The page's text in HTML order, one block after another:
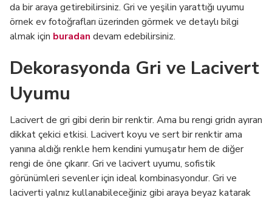
da bir araya getirebilirsiniz. Gri ve yeşilin yarattığı uyumu
örnek ev fotoğrafları üzerinden görmek ve detaylı bilgi
almak için buradan devam edebilirsiniz.
Dekorasyonda Gri ve Lacivert
Uyumu
Lacivert de gri gibi derin bir renktir. Ama bu rengi gridn ayıran
dikkat çekici etkisi. Lacivert koyu ve sert bir renktir ama
yanına aldığı renkle hem kendini yumuşatır hem de diğer
rengi de öne çıkarır. Gri ve lacivert uyumu, sofistik
görünümleri sevenler için ideal kombinasyondur. Gri ve
laciverti yalnız kullanabileceğiniz gibi araya beyaz katarak